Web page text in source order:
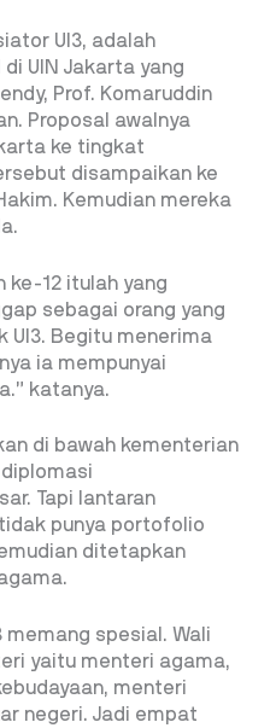
UI3, adalah
UIN Jakarta yang
Prof. Komaruddin
Proposal awalnya
ke tingkat
disampaikan ke
Kemudian mereka
ke-12 itulah yang
sebagai orang yang
UI3. Begitu menerima
ia mempunyai
katanya.
di bawah kementerian
Tapi lantaran
punya portofolio
ditetapkan
memang spesial. Wali
yaitu menteri agama,
menteri
negeri. Jadi empat